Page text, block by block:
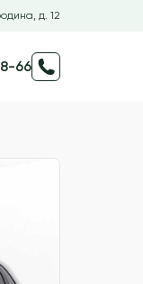
д. 12
66